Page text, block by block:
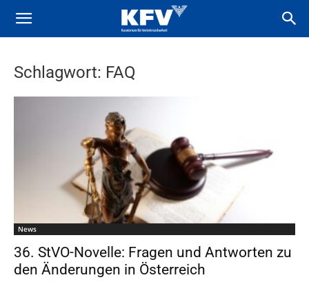
Schlagwort: FAQ
News
36. StVO-Novelle: Fragen und Antworten zu
den Änderungen in Österreich